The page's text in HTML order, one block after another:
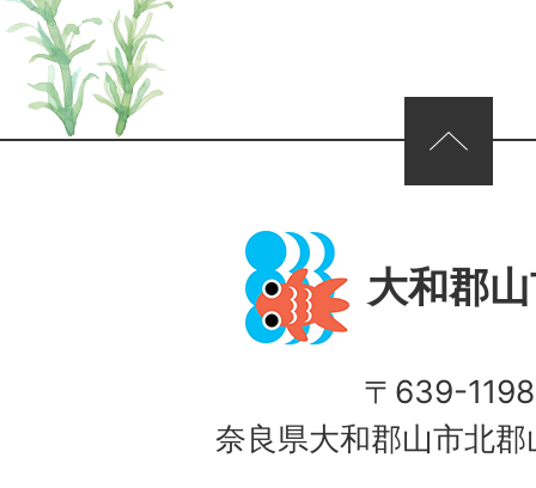
ページの先頭へ
大和郡
〒639-1198
奈良県大和郡山市北